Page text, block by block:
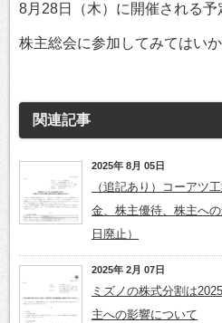
8月28日（木）に開催される
株主総会に参加してみてはいか
関連記事
2025年 8月 05日
（追記あり）コーアツ
金、株主優待、株主へ
日廃止）
2025年 2月 07日
ミズノの株式分割は
主への影響について